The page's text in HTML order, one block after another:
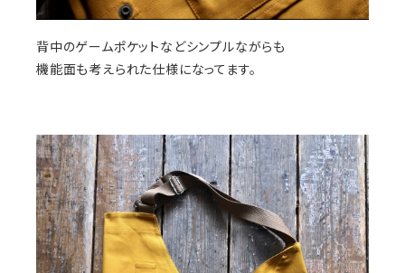
背中のゲームポケットなどシンプルながらも
機能面も考えられた仕様になってます。